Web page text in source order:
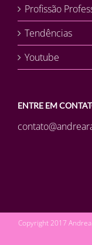
Profissão
Tendências
Youtube
ENTRE EM
Copyright 2017